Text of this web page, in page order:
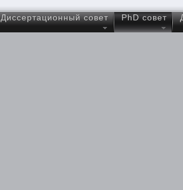
Диссертационный совет PhD совет